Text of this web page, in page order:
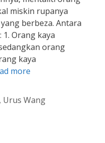
miskin rupanya
berbeza. Antara
Orang kaya
orang
kaya
more
, Urus Wang